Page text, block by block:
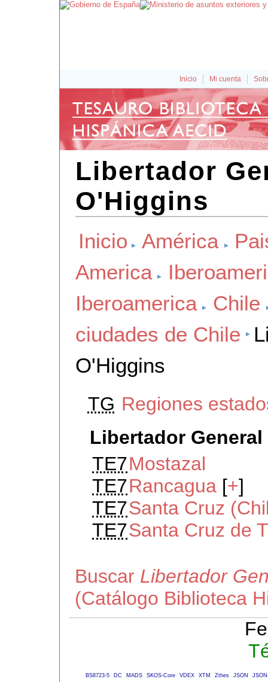
Inicio Mi cuenta
Libertador
O'Higgins
Inicio América
America
Iberoamerica
Chile
ciudades de Chile
O'Higgins
TG Regiones
Libertador
TE7Mostazal
TE7Rancagua [+]
TE7Santa Cruz
TE7Santa Cruz de
Buscar Libertador
(Catálogo Biblioteca
BS8723-5 DC MADS SKOS-Core VDEX XTM Zthes JSON